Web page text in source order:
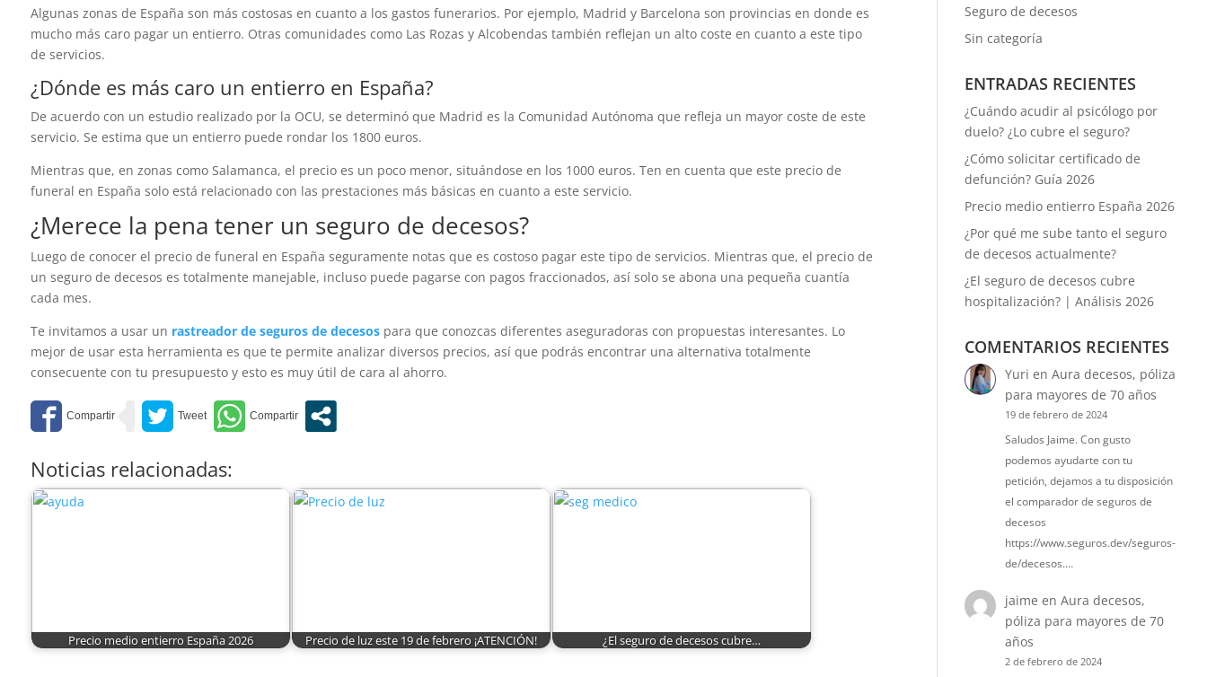
Algunas zonas de España son más costosas en cuanto a los gastos funerarios. Por ejemplo, Madrid y Barcelona son provincias en donde es
mucho más caro pagar un entierro. Otras comunidades como Las Rozas y Alcobendas también reflejan un alto coste en cuanto a este tipo
de servicios.
¿Dónde es más caro un entierro en España?
De acuerdo con un estudio realizado por la OCU, se determinó que Madrid es la Comunidad Autónoma que refleja un mayor coste de este
servicio. Se estima que un entierro puede rondar los 1800 euros.
Mientras que, en zonas como Salamanca, el precio es un poco menor, situándose en los 1000 euros. Ten en cuenta que este precio de
funeral en España solo está relacionado con las prestaciones más básicas en cuanto a este servicio.
¿Merece la pena tener un seguro de decesos?
Luego de conocer el precio de funeral en España seguramente notas que es costoso pagar este tipo de servicios. Mientras que, el precio de
un seguro de decesos es totalmente manejable, incluso puede pagarse con pagos fraccionados, así solo se abona una pequeña cuantía
cada mes.
Te invitamos a usar un rastreador de seguros de decesospara que conozcas diferentes aseguradoras con propuestas interesantes. Lo
mejor de usar esta herramienta es que te permite analizar diversos precios, así que podrás encontrar una alternativa totalmente
consecuente con tu presupuesto y esto es muy útil de cara al ahorro.
Noticias relacionadas:
Precio medio entierro España 2026 Precio de luz este 19 de febrero ¡ATENCIÓN! ¿El seguro de decesos cubre…
Seguro de decesos
Sin categoría
ENTRADAS RECIENTES
¿Cuándo acudir al psicólogo por
duelo? ¿Lo cubre el seguro?
¿Cómo solicitar certificado de
defunción? Guía 2026
Precio medio entierro España 2026
¿Por qué me sube tanto el seguro
de decesos actualmente?
¿El seguro de decesos cubre
hospitalización? | Análisis 2026
COMENTARIOS RECIENTES
Yuri enAura decesos, póliza
para mayores de 70 años
19 de febrero de 2024
Saludos Jaime. Con gusto
podemos ayudarte con tu
petición, dejamos a tu disposición
el comparador de seguros de
decesos
https://www.seguros.dev/seguros-
de/decesos.…
jaime enAura decesos,
póliza para mayores de 70
años
2 de febrero de 2024